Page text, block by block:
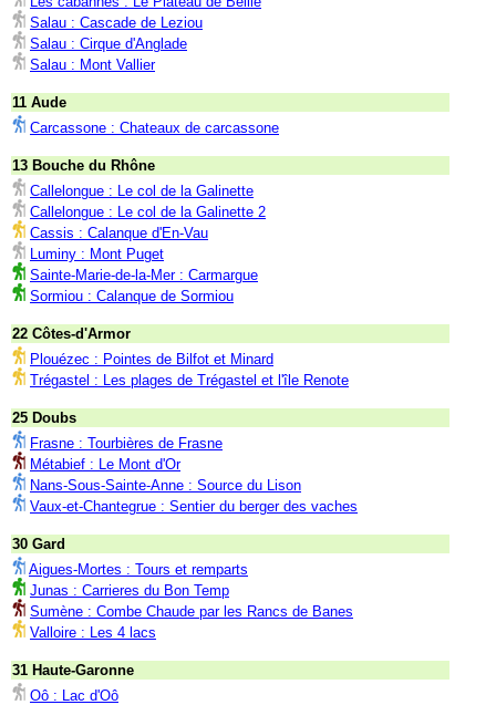
Salau : Cascade de Leziou
Salau : Cirque d'Anglade
Salau : Mont Vallier
11 Aude
Carcassone : Chateaux de carcassone
13 Bouche du Rhône
Callelongue : Le col de la Galinette
Callelongue : Le col de la Galinette 2
Cassis : Calanque d'En-Vau
Luminy : Mont Puget
Sainte-Marie-de-la-Mer : Carmargue
Sormiou : Calanque de Sormiou
22 Côtes-d'Armor
Plouézec : Pointes de Bilfot et Minard
Trégastel : Les plages de Trégastel et l'île Renote
25 Doubs
Frasne : Tourbières de Frasne
Métabief : Le Mont d'Or
Nans-Sous-Sainte-Anne : Source du Lison
Vaux-et-Chantegrue : Sentier du berger des vaches
30 Gard
Aigues-Mortes : Tours et remparts
Junas : Carrieres du Bon Temp
Sumène : Combe Chaude par les Rancs de Banes
Valloire : Les 4 lacs
31 Haute-Garonne
Oô : Lac d'Oô